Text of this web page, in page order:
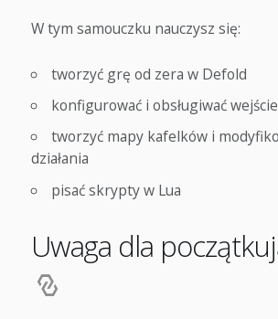
W tym samouczku nauczysz się:
tworzyć grę od zera w Defold
konfigurować i obsługiwać wejście
tworzyć mapy kafelków i
działania
pisać skrypty w Lua
Uwaga dla